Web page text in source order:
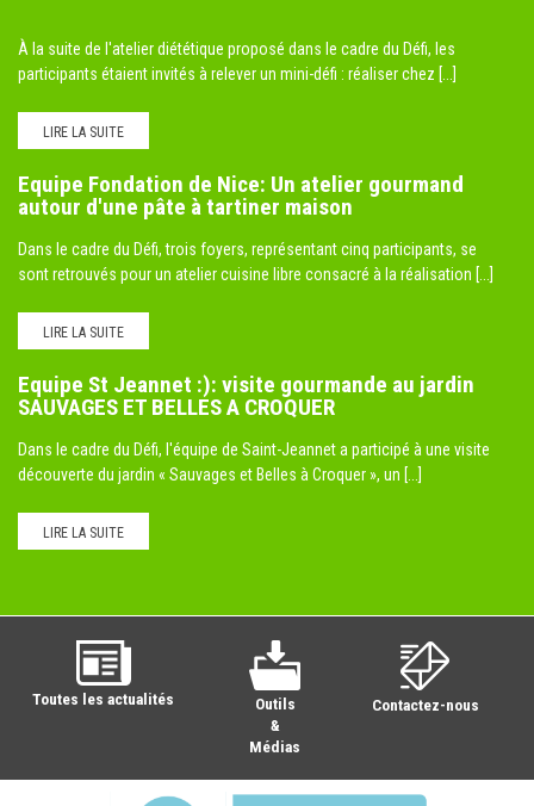
À la suite de l'atelier diététique proposé dans le cadre du Défi, les
participants étaient invités à relever un mini-défi : réaliser chez [...]
LIRE LA SUITE
Equipe Fondation de Nice: Un atelier gourmand
autour d'une pâte à tartiner maison
Dans le cadre du Défi, trois foyers, représentant cinq participants, se
sont retrouvés pour un atelier cuisine libre consacré à la réalisation [...]
LIRE LA SUITE
Equipe St Jeannet :): visite gourmande au jardin
SAUVAGES ET BELLES A CROQUER
Dans le cadre du Défi, l'équipe de Saint-Jeannet a participé à une visite
découverte du jardin « Sauvages et Belles à Croquer », un [...]
LIRE LA SUITE
Toutes les actualités
Outils
&
Médias
Contactez-nous